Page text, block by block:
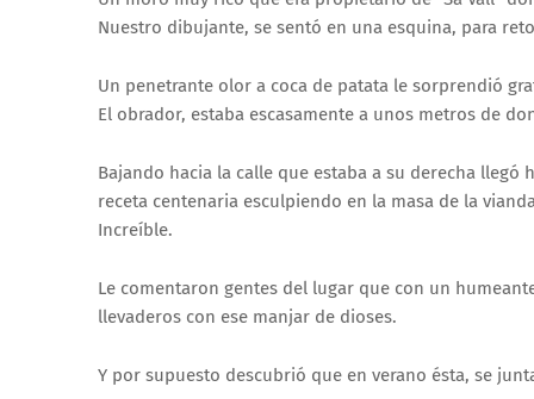
Nuestro dibujante, se sentó en una esquina, para
Un penetrante olor a coca de patata le sorprendió
El obrador, estaba escasamente a unos metros de
Bajando hacia la calle que estaba a su derecha
receta centenaria esculpiendo en la masa de la
Increíble.
Le comentaron gentes del lugar que con un
llevaderos con ese manjar de dioses.
Y por supuesto descubrió que en verano ésta, se